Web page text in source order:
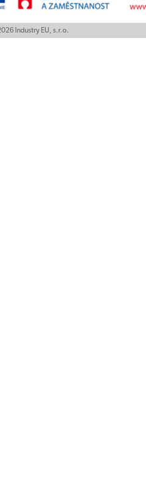
Industry EU, s.r.o.